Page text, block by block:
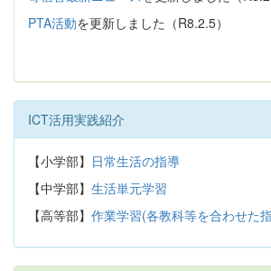
PTA活動を更新しました（R8.2.5）
ICT活用実践紹介
【小学部】 日常生活の指導
【中学部】 生活単元学習
【高等部】 作業学習(各教科等を合わせた